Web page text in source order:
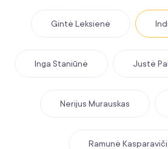
Gintė Leksienė
Inga Staniūnė Justė
Nerijus Murauskas
Ramunė